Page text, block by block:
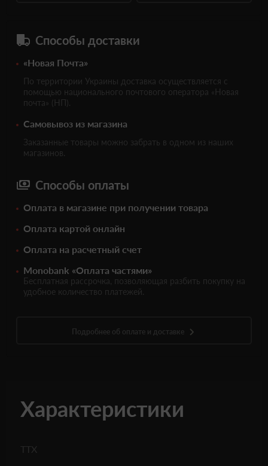
Способы доставки
«Новая Почта»
По территории Украины доставка осуществляется с
помощью национального почтового оператора «Новая
почта» (НП).
Самовывоз из магазина
Заказанные товары можно забрать в одном из наших
магазинов.
Способы оплаты
Оплата в магазине при получении товара
Оплата картой онлайн
Оплата на расчетный счет
Monobank «Оплата частями»
Бесплатная рассрочка, позволяющая разбить покупку на
удобное количество платежей.
Подробнее об оплате и доставке
Характеристики
ТТХ